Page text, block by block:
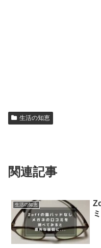
生活の知恵
関連記事
生活の知恵